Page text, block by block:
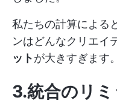
私たちの計算による
ンはどんなクリエイ
ットが大きすぎます。
3.統合のリミ